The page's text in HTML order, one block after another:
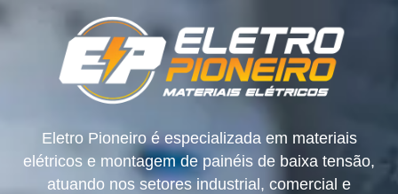
Eletro Pioneiro é especializada em materiais
elétricos e montagem de painéis de baixa tensão,
atuando nos setores industrial, comercial e